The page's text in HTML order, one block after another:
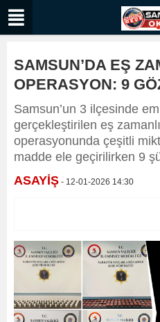
SAMSUN’DA EŞ
OPERASYON: 9
Samsun’un 3 ilçesinde
gerçekleştirilen eş
operasyonunda çeşitli
madde ele geçirilirken 9
ASAYİŞ - 12-01-2026 14:30